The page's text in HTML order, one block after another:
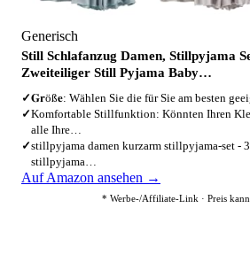
Generisch
Still Schlafanzug Damen, Stillpyjama
Zweiteiliger Still Pyjama Baby…
✓𝐆𝐫öß𝐞: Wählen Sie die für Sie am besten
✓Komfortable Stillfunktion: Könnten Ihren
alle Ihre…
✓stillpyjama damen kurzarm stillpyjama-set -
stillpyjama…
Auf Amazon ansehen →
* Werbe-/Affiliate-Link · Preis